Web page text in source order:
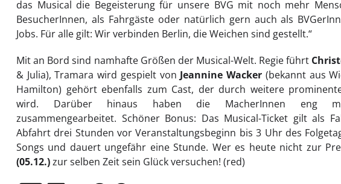
das Musical die Begeisterung für unsere BVG mit noch mehr
BesucherInnen, als Fahrgäste oder natürlich gern auch als
Jobs. Für alle gilt: Wir verbinden Berlin, die Weichen sind gestellt.“
Mit an Bord sind namhafte Größen der Musical-Welt. Regie führt
& Julia), Tramara wird gespielt von Jeannine Wacker (bekannt aus
Hamilton) gehört ebenfalls zum Cast, der durch weitere
wird. Darüber hinaus haben die MacherInnen eng
zusammengearbeitet. Schöner Bonus: Das Musical-Ticket gilt als
Abfahrt drei Stunden vor Veranstaltungsbeginn bis 3 Uhr des
Songs und dauert ungefähr eine Stunde. Wer es heute nicht zur
(05.12.)zur selben Zeit sein Glück versuchen! (red)